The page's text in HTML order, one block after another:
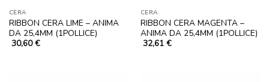
CERA
RIBBON CERA LIME – ANIMA
DA 25,4MM (1POLLICE)
30,60€
CERA
RIBBON CERA MAGENTA –
ANIMA DA 25,4MM (1POLLICE)
32,61 €